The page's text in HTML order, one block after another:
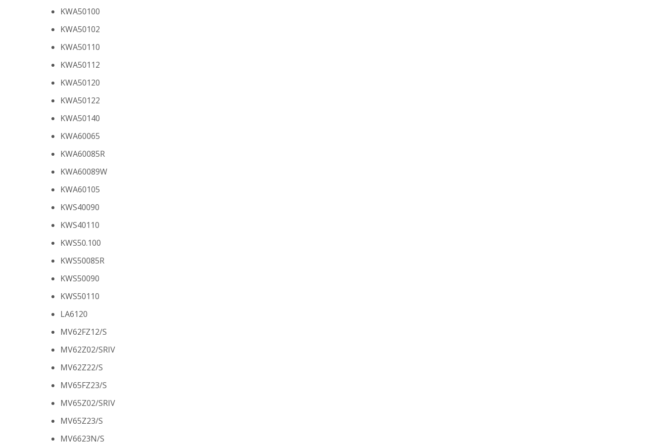
KWA50100
KWA50102
KWA50110
KWA50112
KWA50120
KWA50122
KWA50140
KWA60065
KWA60085R
KWA60089W
KWA60105
KWS40090
KWS40110
KWS50.100
KWS50085R
KWS50090
KWS50110
LA6120
MV62FZ12/S
MV62Z02/SRIV
MV62Z22/S
MV65FZ23/S
MV65Z02/SRIV
MV65Z23/S
MV6623N/S